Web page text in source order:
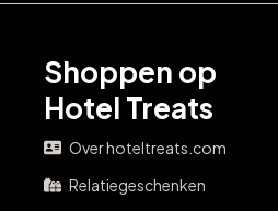
Shoppen op
Hotel Treats
Over hoteltreats.com
Relatiegeschenken